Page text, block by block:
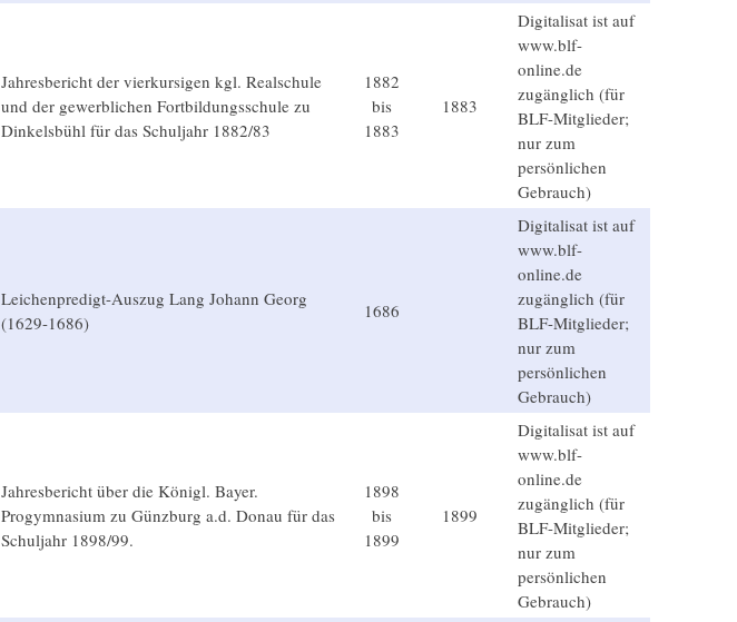
Jahresbericht der vierkursigen kgl. Realschule
und der gewerblichen Fortbildungsschule zu
Dinkelsbühl für das Schuljahr 1882/83
1882
bis
1883
1883
Digitalisat ist auf
www.blf-
online.de
zugänglich (für
BLF-Mitglieder;
nur zum
persönlichen
Gebrauch)
Leichenpredigt-Auszug Lang Johann Georg
(1629-1686)
1686
Digitalisat ist auf
www.blf-
online.de
zugänglich (für
BLF-Mitglieder;
nur zum
persönlichen
Gebrauch)
Jahresbericht über die Königl. Bayer.
Progymnasium zu Günzburg a.d. Donau für das
Schuljahr 1898/99.
1898
bis
1899
1899
Digitalisat ist auf
www.blf-
online.de
zugänglich (für
BLF-Mitglieder;
nur zum
persönlichen
Gebrauch)